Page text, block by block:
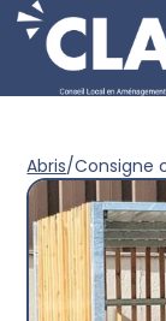
Abris/Consigne